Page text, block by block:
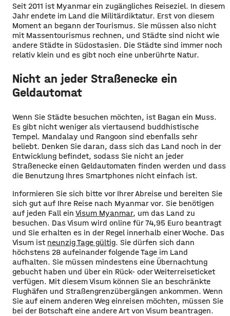
Seit 2011 ist Myanmar ein zugängliches Reiseziel. In diesem
Jahr endete im Land die Militärdiktatur. Erst von diesem
Moment an begann der Tourismus. Sie müssen also nicht
mit Massentourismus rechnen, und Städte sind nicht wie
andere Städte in Südostasien. Die Städte sind immer noch
relativ klein und es gibt noch eine unberührte Natur.
Nicht an jeder Straßenecke ein
Geldautomat
Wenn Sie Städte besuchen möchten, ist Bagan ein Muss.
Es gibt nicht weniger als viertausend buddhistische
Tempel. Mandalay und Rangoon sind ebenfalls sehr
beliebt. Denken Sie daran, dass sich das Land noch in der
Entwicklung befindet, sodass Sie nicht an jeder
Straßenecke einen Geldautomaten finden werden und dass
die Benutzung Ihres Smartphones nicht einfach ist.
Informieren Sie sich bitte vor Ihrer Abreise und bereiten Sie
sich gut auf Ihre Reise nach Myanmar vor. Sie benötigen
auf jeden Fall ein Visum Myanmar, um das Land zu
besuchen. Das Visum wird online für 74,95 Euro beantragt
und Sie erhalten es in der Regel innerhalb einer Woche. Das
Visum ist neunzig Tage gültig. Sie dürfen sich dann
höchstens 28 aufeinander folgende Tage im Land
aufhalten. Sie müssen mindestens eine Übernachtung
gebucht haben und über ein Rück- oder Weiterreiseticket
verfügen. Mit diesem Visum können Sie an beschränkte
Flughäfen und Straßengrenzübergängen ankommen. Wenn
Sie auf einem anderen Weg einreisen möchten, müssen Sie
bei der Botschaft eine andere Art von Visum beantragen.